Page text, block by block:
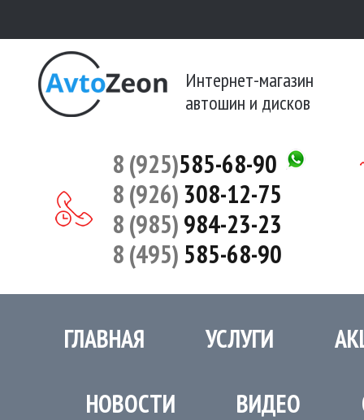
Интернет-магазин
автошин и дисков
8 (925)585-68-90
8 (926) 308-12-75
8 (985)984-23-23
8 (495)585-68-90
ГЛАВНАЯ УСЛУГИ
НОВОСТИ ВИДЕО